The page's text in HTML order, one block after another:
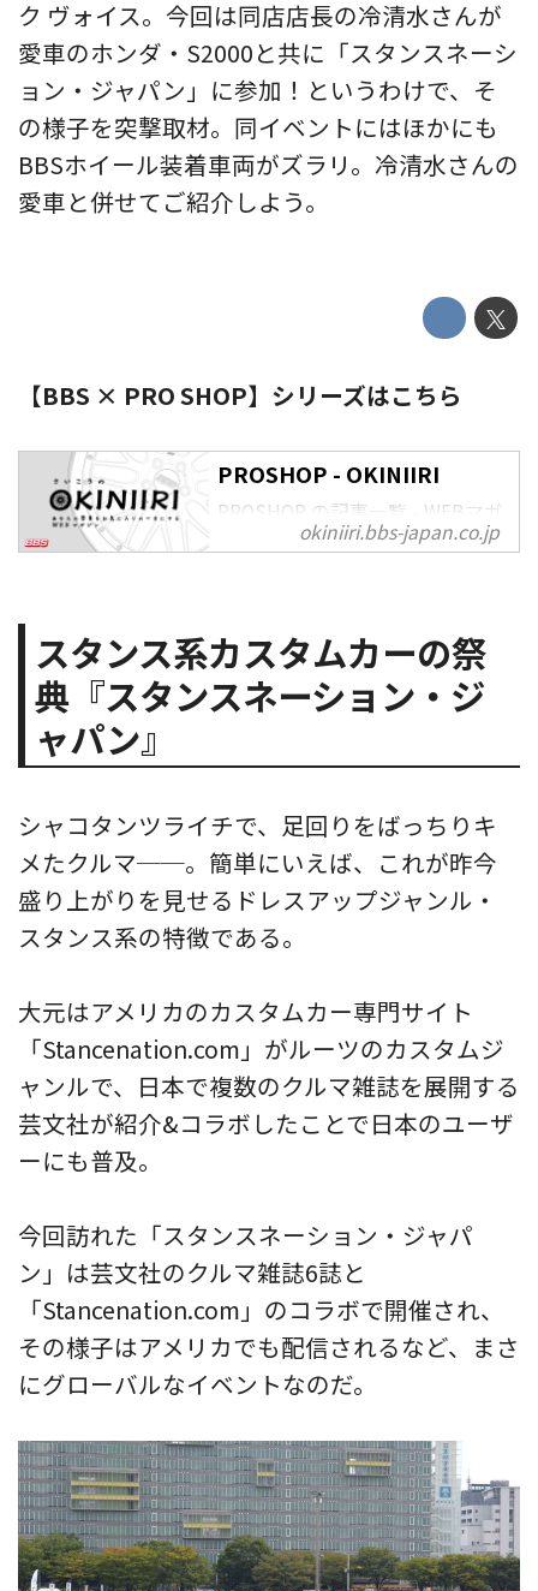
ク ヴォイス。今回は同店店長の冷清水さんが
愛車のホンダ・S2000と共に「スタンスネーシ
ョン・ジャパン」に参加！というわけで、そ
の様子を突撃取材。同イベントにはほかにも
BBSホイール装着車両がズラリ。冷清水さんの
愛車と併せてご紹介しよう。
【BBS × PRO SHOP】シリーズはこちら
PROSHOP - OKINIIRI
PROSHOP の記事一覧 - WEBマガ
ジン「OKINIIRI」はBBS鍛造ホイ
になるお手伝いをいたします。
okiniiri.bbs-japan.co.jp
スタンス系カスタムカーの祭
典『スタンスネーション・ジ
ャパン』
シャコタンツライチで、足回りをばっちりキ
メたクルマ──。簡単にいえば、これが昨今
盛り上がりを見せるドレスアップジャンル・
スタンス系の特徴である。
大元はアメリカのカスタムカー専門サイト
「Stancenation.com」がルーツのカスタムジ
ャンルで、日本で複数のクルマ雑誌を展開する
芸文社が紹介&コラボしたことで日本のユーザ
ーにも普及。
今回訪れた「スタンスネーション・ジャパ
ン」は芸文社のクルマ雑誌6誌と
「Stancenation.com」のコラボで開催され、
その様子はアメリカでも配信されるなど、まさ
にグローバルなイベントなのだ。